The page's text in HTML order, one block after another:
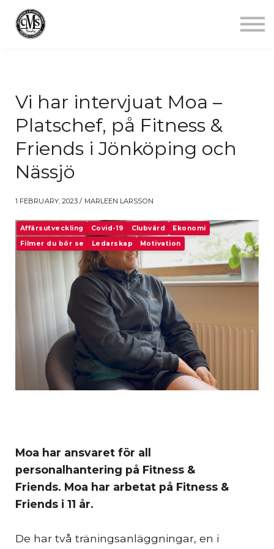
Vi har intervjuat Moa –
Platschef, på Fitness &
Friends i Jönköping och
Nässjö
1 FEBRUARY, 2023 / MARLEEN LARSSON
Affärsutveckling Covid-19 Clubvärd
Ekonomi
Filmer du bör se
Ledarskap Motivation
Moa har ansvaret för all
personalhantering på Fitness &
Friends. Moa har arbetat på Fitness &
Friends i 11 år.
De har två träningsanläggningar, en i